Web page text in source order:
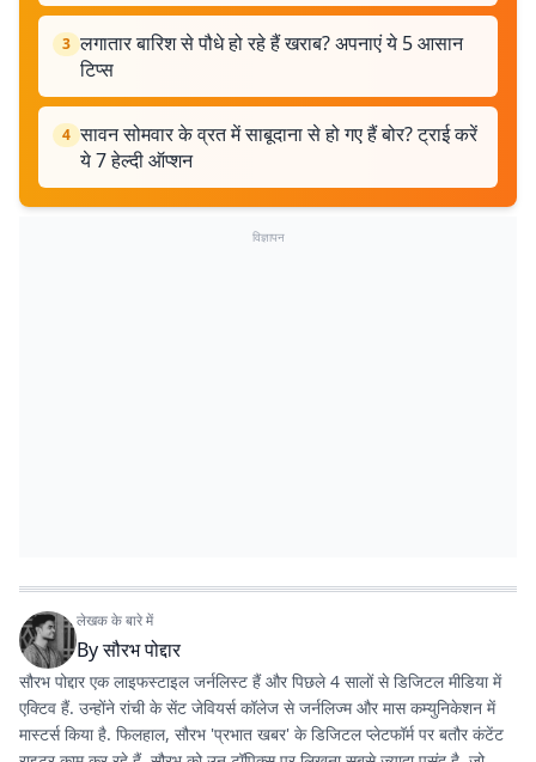
3 लगातार बारिश से पौधे हो रहे हैं खराब? अपनाएं ये 5 आसान
टिप्स
4 सावन सोमवार के व्रत में साबूदाना से हो गए हैं बोर? ट्राई करें
ये 7 हेल्दी ऑप्शन
विज्ञापन
लेखक के बारे में
Byसौरभ पोद्दार
सौरभ पोद्दार एक लाइफस्टाइल जर्नलिस्ट हैं और पिछले 4 सालों से डिजिटल मीडिया में
एक्टिव हैं. उन्होंने रांची के सेंट जेवियर्स कॉलेज से जर्नलिज्म और मास कम्युनिकेशन में
मास्टर्स किया है. फिलहाल, सौरभ 'प्रभात खबर' के डिजिटल प्लेटफॉर्म पर बतौर कंटेंट